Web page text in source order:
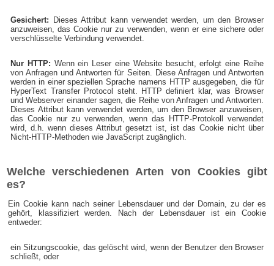
Gesichert:
Dieses Attribut kann verwendet werden, um den Browser
anzuweisen, das Cookie nur zu verwenden, wenn er eine sichere oder
verschlüsselte Verbindung verwendet.
Nur HTTP: Wenn ein Leser eine Website besucht, erfolgt eine Reihe
von Anfragen und Antworten für Seiten. Diese Anfragen und Antworten
werden in einer speziellen Sprache namens HTTP ausgegeben, die für
HyperText Transfer Protocol steht. HTTP definiert klar, was Browser
und Webserver einander sagen, die Reihe von Anfragen und Antworten.
Dieses Attribut kann verwendet werden, um den Browser anzuweisen,
das Cookie nur zu verwenden, wenn das HTTP-Protokoll verwendet
wird, d.h. wenn dieses Attribut gesetzt ist, ist das Cookie nicht über
Nicht-HTTP-Methoden wie JavaScript zugänglich.
Welche verschiedenen Arten von Cookies gibt
es?
Ein Cookie kann nach seiner Lebensdauer und der Domain, zu der es
gehört, klassifiziert werden. Nach der Lebensdauer ist ein Cookie
entweder:
ein Sitzungscookie, das gelöscht wird, wenn der Benutzer den Browser
schließt, oder